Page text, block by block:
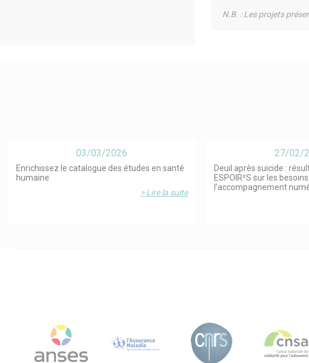
N.B. : Les projets
03/03/2026
Enrichissez le catalogue des études en santé
humaine
> Lire la suite
27/02/
Deuil après suicide :
ESPOIR²S sur les
l’accompagnement